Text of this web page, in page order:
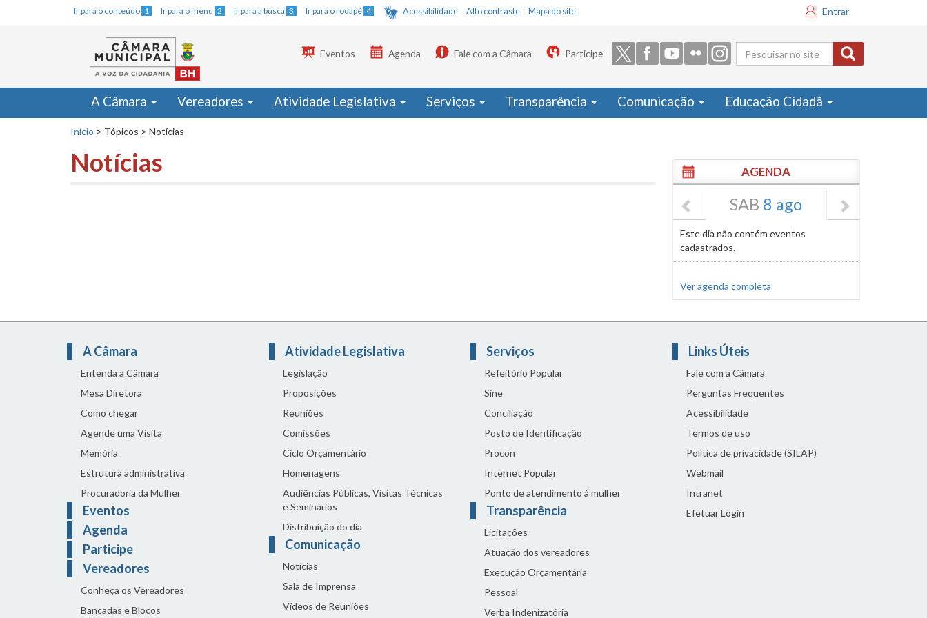
Ir para o conteúdo 1 Ir para o menu 2 Ir para a busca 3 Ir para o rodapé 4 Acessibilidade Alto contraste Mapa do site Entrar
Formulário
de busca
Eventos Agenda Fale com a Câmara Participe
A Câmara Vereadores Atividade Legislativa Serviços Transparência Comunicação Educação Cidadã
Início > Tópicos > Notícias
Notícias AGENDA
SAB 8 ago
Este dia não contém eventos
cadastrados.
Ver agenda completa
A Câmara
Entenda a Câmara
Mesa Diretora
Como chegar
Agende uma Visita
Memória
Estrutura administrativa
Procuradoria da Mulher
Eventos
Agenda
Participe
Vereadores
Conheça os Vereadores
Bancadas e Blocos
Atividade Legislativa
Legislação
Proposições
Reuniões
Comissões
Ciclo Orçamentário
Homenagens
Audiências Públicas, Visitas Técnicas
e Seminários
Distribuição do dia
Comunicação
Notícias
Sala de Imprensa
Vídeos de Reuniões
Serviços
Refeitório Popular
Sine
Conciliação
Posto de Identificação
Procon
Internet Popular
Ponto de atendimento à mulher
Transparência
Licitações
Atuação dos vereadores
Execução Orçamentária
Pessoal
Verba Indenizatória
Links Úteis
Fale com a Câmara
Perguntas Frequentes
Acessibilidade
Termos de uso
Política de privacidade (SILAP)
Webmail
Intranet
Efetuar Login